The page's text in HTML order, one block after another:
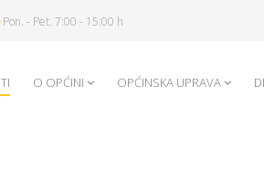
Pon. - Pet. 7:00 - 15:00 h
O OPĆINI OPĆINSKA UPRAVA